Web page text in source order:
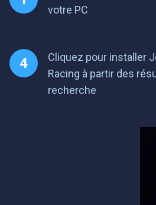
votre PC
Cliquez pour installer
Racing à partir des
recherche